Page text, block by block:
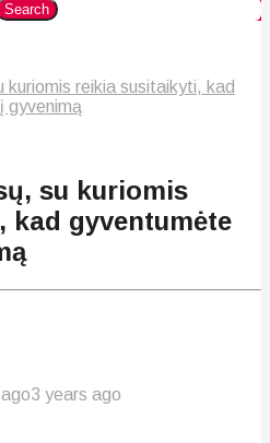
Search
reikia susitaikyti, kad
gyvenimą
su kuriomis
kad gyventumėte
3 years ago